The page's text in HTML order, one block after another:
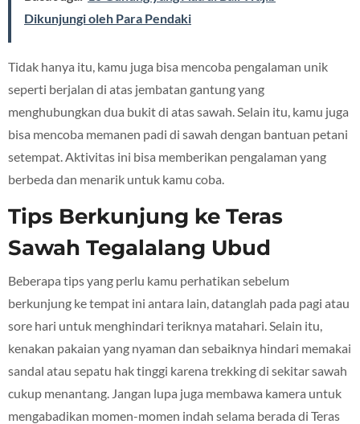
Dikunjungi oleh Para Pendaki
Tidak hanya itu, kamu juga bisa mencoba pengalaman unik
seperti berjalan di atas jembatan gantung yang
menghubungkan dua bukit di atas sawah. Selain itu, kamu juga
bisa mencoba memanen padi di sawah dengan bantuan petani
setempat. Aktivitas ini bisa memberikan pengalaman yang
berbeda dan menarik untuk kamu coba.
Tips Berkunjung ke Teras
Sawah Tegalalang Ubud
Beberapa tips yang perlu kamu perhatikan sebelum
berkunjung ke tempat ini antara lain, datanglah pada pagi atau
sore hari untuk menghindari teriknya matahari. Selain itu,
kenakan pakaian yang nyaman dan sebaiknya hindari memakai
sandal atau sepatu hak tinggi karena trekking di sekitar sawah
cukup menantang. Jangan lupa juga membawa kamera untuk
mengabadikan momen-momen indah selama berada di Teras